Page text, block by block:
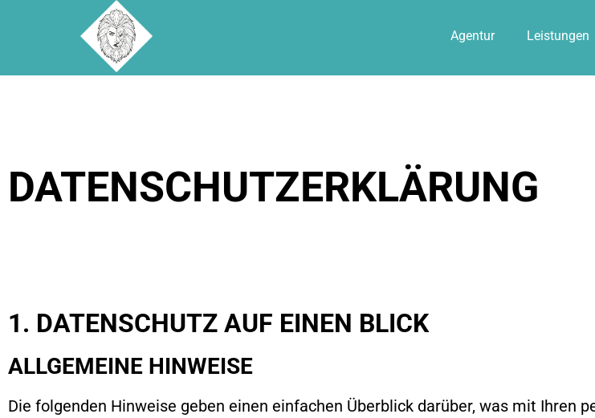
Agentur Leistungen
DATENSCHUTZERKLÄRUNG
1. DATENSCHUTZ AUF EINEN BLICK
ALLGEMEINE HINWEISE
Die folgenden Hinweise geben einen einfachen Überblick darüber, was mit Ihren